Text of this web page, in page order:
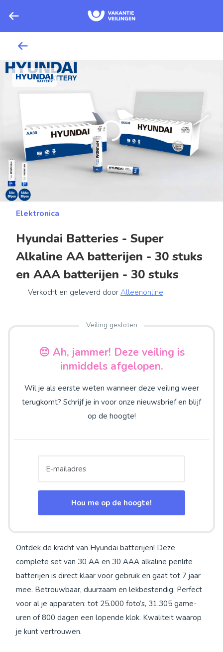
Elektronica
Hyundai Batteries - Super
Alkaline AA batterijen - 30 stuks
en AAA batterijen - 30 stuks
Verkocht en geleverd door Alleenonline
Veiling gesloten
😔 Ah, jammer! Deze veiling is
inmiddels afgelopen.
Wil je als eerste weten wanneer deze veiling weer
terugkomt? Schrijf je in voor onze nieuwsbrief en blijf
op de hoogte!
Hou me op de hoogte!
Ontdek de kracht van Hyundai batterijen! Deze
complete set van 30 AA en 30 AAA alkaline penlite
batterijen is direct klaar voor gebruik en gaat tot 7 jaar
mee. Betrouwbaar, duurzaam en lekbestendig. Perfect
voor al je apparaten: tot 25.000 foto’s, 31.305 game-
uren of 800 dagen een lopende klok. Kwaliteit waarop
je kunt vertrouwen.